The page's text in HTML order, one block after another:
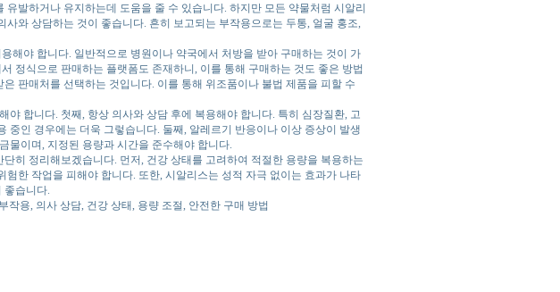
발하거나 유지하는데 도움을 줄 수 있습니다. 하지만 모든 약물처럼 시알리
와 상담하는 것이 좋습니다. 흔히 보고되는 부작용으로는 두통, 얼굴 홍조,
해야 합니다. 일반적으로 병원이나 약국에서 처방을 받아 구매하는 것이 가
정식으로 판매하는 플랫폼도 존재하니, 이를 통해 구매하는 것도 좋은 방법
판매처를 선택하는 것입니다. 이를 통해 위조품이나 불법 제품을 피할 수
야 합니다. 첫째, 항상 의사와 상담 후에 복용해야 합니다. 특히 심장질환, 고
중인 경우에는 더욱 그렇습니다. 둘째, 알레르기 반응이나 이상 증상이 발생
물이며, 지정된 용량과 시간을 준수해야 합니다.
히 정리해보겠습니다. 먼저, 건강 상태를 고려하여 적절한 용량을 복용하는
한 작업을 피해야 합니다. 또한, 시알리스는 성적 자극 없이는 효과가 나타
습니다.
작용, 의사 상담, 건강 상태, 용량 조절, 안전한 구매 방법